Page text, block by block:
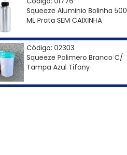
Squeeze Aluminio Bolinha 500
ML Prata SEM CAIXINHA
Código: 02303
Squeeze Polimero Branco C/
Tampa Azul Tifany